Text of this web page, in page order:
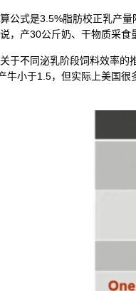
式是3.5%脂肪校正乳产量
，产30公斤奶、干物质采
不同泌乳阶段饲料效率的
牛小于1.5，但实际上美国很